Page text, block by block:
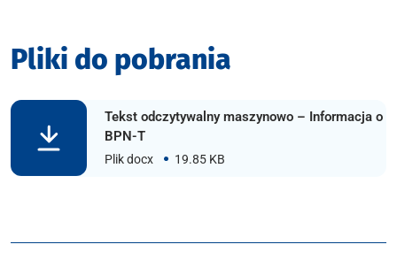
Pliki do pobrania
Tekst odczytywalny maszynowo – Informacja o
BPN-T
Plik docx 19.85 KB